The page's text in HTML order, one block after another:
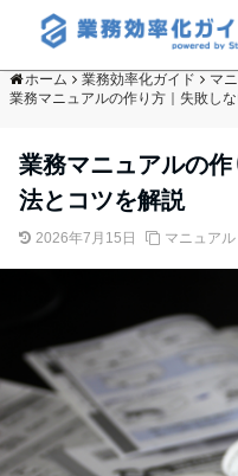
ホーム 業務効率化ガイド
マ
業務マニュアルの作り方｜失敗し
業務マニュアルの
法とコツを解説
2026年7月15日 マニュアル